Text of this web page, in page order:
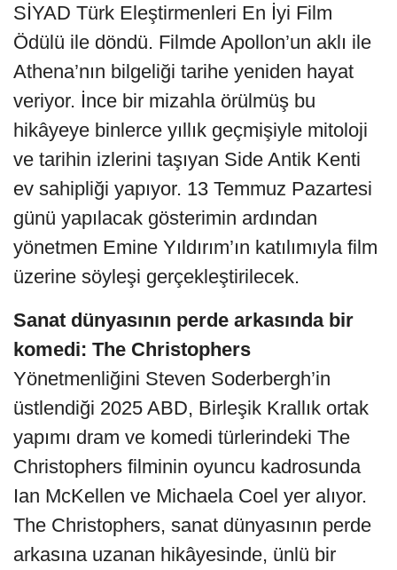
SİYAD Türk Eleştirmenleri En İyi Film
Ödülü ile döndü. Filmde Apollon’un aklı ile
Athena’nın bilgeliği tarihe yeniden hayat
veriyor. İnce bir mizahla örülmüş bu
hikâyeye binlerce yıllık geçmişiyle mitoloji
ve tarihin izlerini taşıyan Side Antik Kenti
ev sahipliği yapıyor. 13 Temmuz Pazartesi
günü yapılacak gösterimin ardından
yönetmen Emine Yıldırım’ın katılımıyla film
üzerine söyleşi gerçekleştirilecek.
Sanat dünyasının perde arkasında bir
komedi: The Christophers
Yönetmenliğini Steven Soderbergh’in
üstlendiği 2025 ABD, Birleşik Krallık ortak
yapımı dram ve komedi türlerindeki The
Christophers filminin oyuncu kadrosunda
Ian McKellen ve Michaela Coel yer alıyor.
The Christophers, sanat dünyasının perde
arkasına uzanan hikâyesinde, ünlü bir